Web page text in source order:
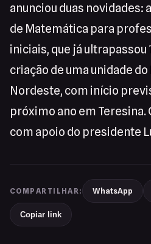
anunciou duas novidades:
de Matemática para
iniciais, que já ultrapassou
criação de uma unidade do
Nordeste, com início
próximo ano em Teresina.
com apoio do presidente
COMPARTILHAR: WhatsApp
Copiar link